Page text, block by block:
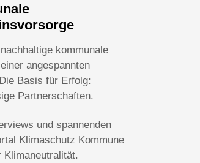
kommunale
angespannten
Basis für Erfolg:
Partnerschaften.
und spannenden
Klimaschutz Kommune
Klimaneutralität.